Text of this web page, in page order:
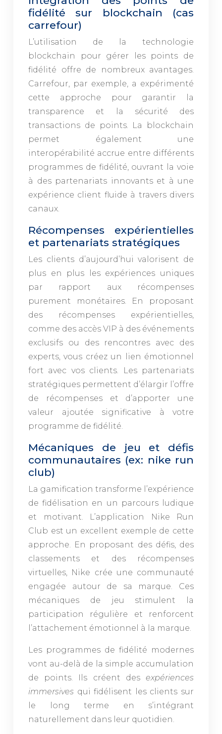
fidélité sur blockchain (cas
carrefour)
L’utilisation de la technologie
blockchain pour gérer les points de
fidélité offre de nombreux avantages.
Carrefour, par exemple, a expérimenté
cette approche pour garantir la
transparence et la sécurité des
transactions de points. La blockchain
permet également une
interopérabilité accrue entre différents
programmes de fidélité, ouvrant la voie
à des partenariats innovants et à une
expérience client fluide à travers divers
canaux.
Récompenses expérientielles
et partenariats stratégiques
Les clients d’aujourd’hui valorisent de
plus en plus les expériences uniques
par rapport aux récompenses
purement monétaires. En proposant
des récompenses expérientielles,
comme des accès VIP à des événements
exclusifs ou des rencontres avec des
experts, vous créez un lien émotionnel
fort avec vos clients. Les partenariats
stratégiques permettent d’élargir l’offre
de récompenses et d’apporter une
valeur ajoutée significative à votre
programme de fidélité.
Mécaniques de jeu et défis
communautaires (ex: nike run
club)
La gamification transforme l’expérience
de fidélisation en un parcours ludique
et motivant. L’application Nike Run
Club est un excellent exemple de cette
approche. En proposant des défis, des
classements et des récompenses
virtuelles, Nike crée une communauté
engagée autour de sa marque. Ces
mécaniques de jeu stimulent la
participation régulière et renforcent
l’attachement émotionnel à la marque.
Les programmes de fidélité modernes
vont au-delà de la simple accumulation
de points. Ils créent des expériences
immersives qui fidélisent les clients sur
le long terme en s’intégrant
naturellement dans leur quotidien.